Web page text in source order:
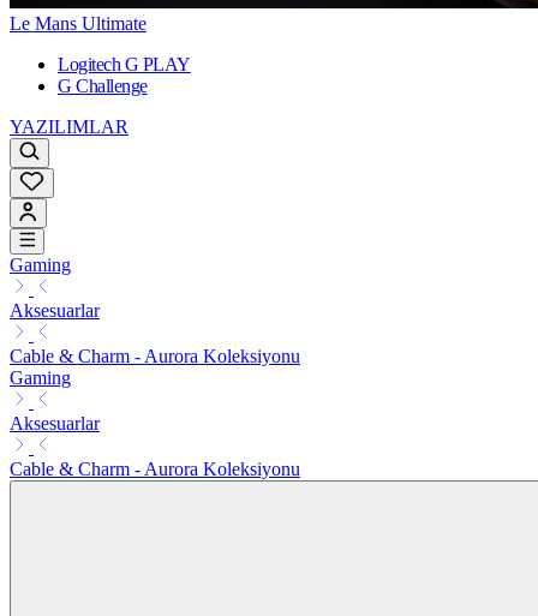
Le Mans Ultimate
Logitech G PLAY
G Challenge
YAZILIMLAR
Gaming
Aksesuarlar
Cable & Charm - Aurora Koleksiyonu
Gaming
Aksesuarlar
Cable & Charm - Aurora Koleksiyonu